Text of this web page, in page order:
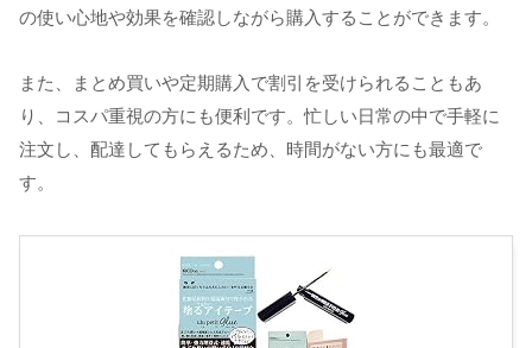
の使い心地や効果を確認しながら購入することができます。
また、まとめ買いや定期購入で割引を受けられることもあ
り、コスパ重視の方にも便利です。忙しい日常の中で手軽に
注文し、配達してもらえるため、時間がない方にも最適で
す。